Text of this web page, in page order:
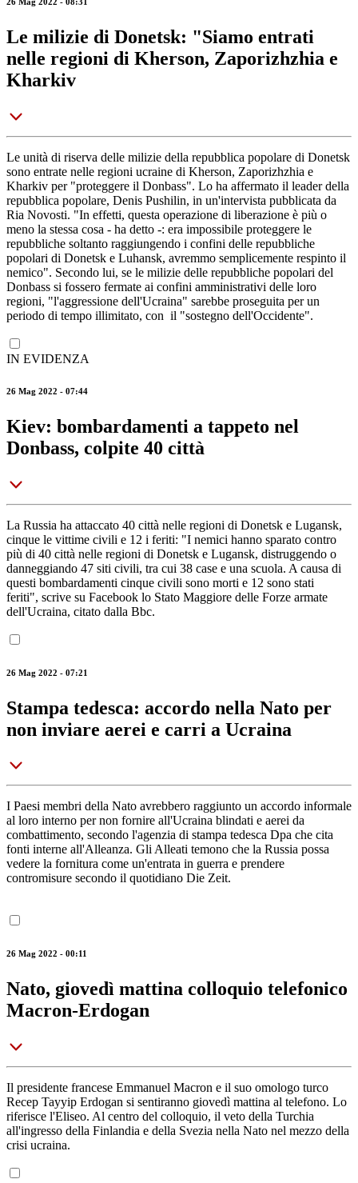
Le milizie di Donetsk: "Siamo entrati
nelle regioni di Kherson, Zaporizhzhia e
Kharkiv
Le unità di riserva delle milizie della repubblica popolare di Donetsk
sono entrate nelle regioni ucraine di Kherson, Zaporizhzhia e
Kharkiv per "proteggere il Donbass". Lo ha affermato il leader della
repubblica popolare, Denis Pushilin, in un'intervista pubblicata da
Ria Novosti. "In effetti, questa operazione di liberazione è più o
meno la stessa cosa - ha detto -: era impossibile proteggere le
repubbliche soltanto raggiungendo i confini delle repubbliche
popolari di Donetsk e Luhansk, avremmo semplicemente respinto il
nemico". Secondo lui, se le milizie delle repubbliche popolari del
Donbass si fossero fermate ai confini amministrativi delle loro
regioni, "l'aggressione dell'Ucraina" sarebbe proseguita per un
periodo di tempo illimitato, con il "sostegno dell'Occidente".
IN EVIDENZA
26 Mag 2022 - 07:44
Kiev: bombardamenti a tappeto nel
Donbass, colpite 40 città
La Russia ha attaccato 40 città nelle regioni di Donetsk e Lugansk,
cinque le vittime civili e 12 i feriti: "I nemici hanno sparato contro
più di 40 città nelle regioni di Donetsk e Lugansk, distruggendo o
danneggiando 47 siti civili, tra cui 38 case e una scuola. A causa di
questi bombardamenti cinque civili sono morti e 12 sono stati
feriti", scrive su Facebook lo Stato Maggiore delle Forze armate
dell'Ucraina, citato dalla Bbc.
26 Mag 2022 - 07:21
Stampa tedesca: accordo nella Nato per
non inviare aerei e carri a Ucraina
I Paesi membri della Nato avrebbero raggiunto un accordo informale
al loro interno per non fornire all'Ucraina blindati e aerei da
combattimento, secondo l'agenzia di stampa tedesca Dpa che cita
fonti interne all'Alleanza. Gli Alleati temono che la Russia possa
vedere la fornitura come un'entrata in guerra e prendere
contromisure secondo il quotidiano Die Zeit.
26 Mag 2022 - 00:11
Nato, giovedì mattina colloquio telefonico
Macron-Erdogan
Il presidente francese Emmanuel Macron e il suo omologo turco
Recep Tayyip Erdogan si sentiranno giovedì mattina al telefono. Lo
riferisce l'Eliseo. Al centro del colloquio, il veto della Turchia
all'ingresso della Finlandia e della Svezia nella Nato nel mezzo della
crisi ucraina.